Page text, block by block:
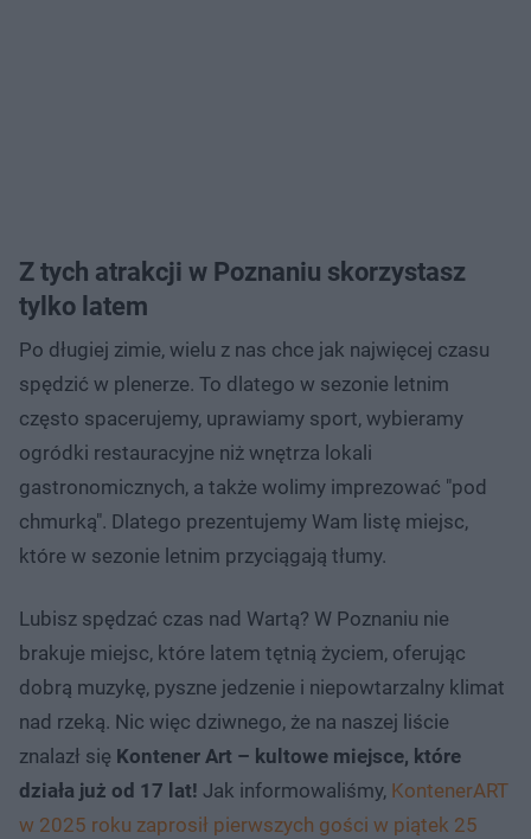
Z tych atrakcji w Poznaniu skorzystasz
tylko latem
Po długiej zimie, wielu z nas chce jak najwięcej czasu
spędzić w plenerze. To dlatego w sezonie letnim
często spacerujemy, uprawiamy sport, wybieramy
ogródki restauracyjne niż wnętrza lokali
gastronomicznych, a także wolimy imprezować "pod
chmurką". Dlatego prezentujemy Wam listę miejsc,
które w sezonie letnim przyciągają tłumy.
Lubisz spędzać czas nad Wartą? W Poznaniu nie
brakuje miejsc, które latem tętnią życiem, oferując
dobrą muzykę, pyszne jedzenie i niepowtarzalny klimat
nad rzeką. Nic więc dziwnego, że na naszej liście
znalazł się Kontener Art – kultowe miejsce, które
działa już od 17 lat! Jak informowaliśmy, KontenerART
w 2025 roku zaprosił pierwszych gości w piątek 25